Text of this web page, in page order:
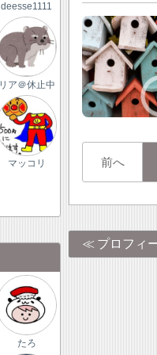
前へ
プロフィ
deesse1111
リア＠休止中
マッコリ
たろ